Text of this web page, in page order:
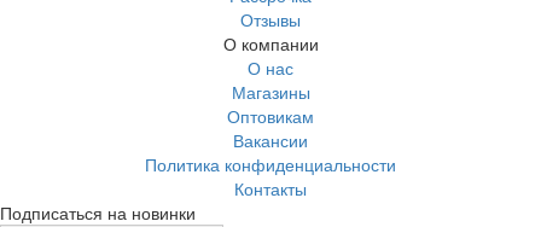
Отзывы
О компании
О нас
Магазины
Оптовикам
Вакансии
Политика конфиденциальности
Контакты
Подписаться на новинки